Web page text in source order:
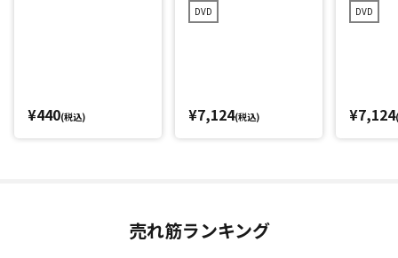
¥440(税込)
DVD
¥7,124(税込)
第9弾
傑作ト
DVD
¥7,124
売れ筋ランキング